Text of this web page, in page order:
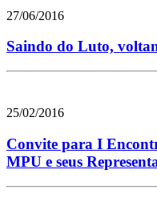
27/06/2016
Saindo do Luto,
25/02/2016
Convite para I
MPU e seus